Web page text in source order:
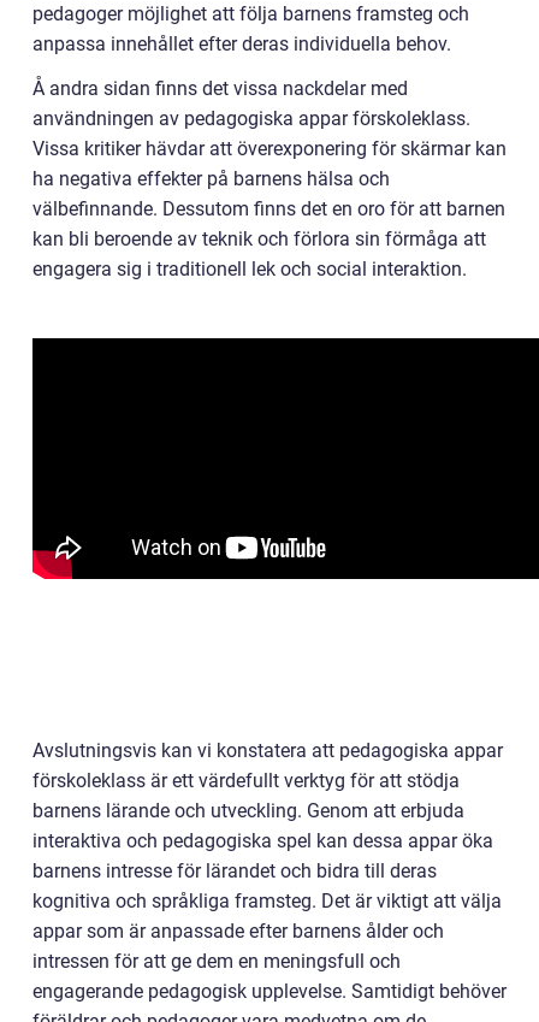
pedagoger möjlighet att följa barnens framsteg och
anpassa innehållet efter deras individuella behov.
Å andra sidan finns det vissa nackdelar med
användningen av pedagogiska appar förskoleklass.
Vissa kritiker hävdar att överexponering för skärmar kan
ha negativa effekter på barnens hälsa och
välbefinnande. Dessutom finns det en oro för att barnen
kan bli beroende av teknik och förlora sin förmåga att
engagera sig i traditionell lek och social interaktion.
Avslutningsvis kan vi konstatera att pedagogiska appar
förskoleklass är ett värdefullt verktyg för att stödja
barnens lärande och utveckling. Genom att erbjuda
interaktiva och pedagogiska spel kan dessa appar öka
barnens intresse för lärandet och bidra till deras
kognitiva och språkliga framsteg. Det är viktigt att välja
appar som är anpassade efter barnens ålder och
intressen för att ge dem en meningsfull och
engagerande pedagogisk upplevelse. Samtidigt behöver